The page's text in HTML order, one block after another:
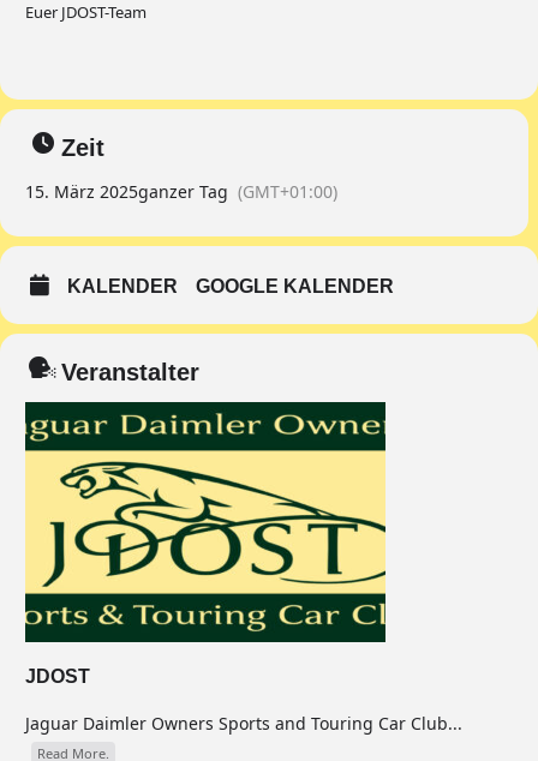
Euer JDOST-Team
Zeit
15. März 2025ganzer Tag (GMT+01:00)
KALENDER GOOGLE KALENDER
Veranstalter
JDOST
Jaguar Daimler Owners Sports and Touring Car Club...
Read More.